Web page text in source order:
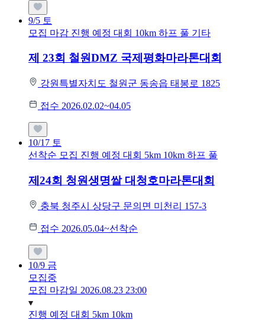
9/5 토
모집 마감 진행 예정 대회 10km 하프 풀 기타
제 23회 철원DMZ 국제평화마라톤대회
강원특별자치도 철원군 동송읍 태봉로 1825
접수 2026.02.02~04.05
10/17 토
선착순 모집 진행 예정 대회 5km 10km 하프 풀
제24회 청원생명쌀 대청호마라톤대회
충북 청주시 상당구 문의면 미천리 157-3
접수 2026.05.04~선착순
10/9 금
모집중
모집 마감일 2026.08.23 23:00
진행 예정 대회 5km 10km